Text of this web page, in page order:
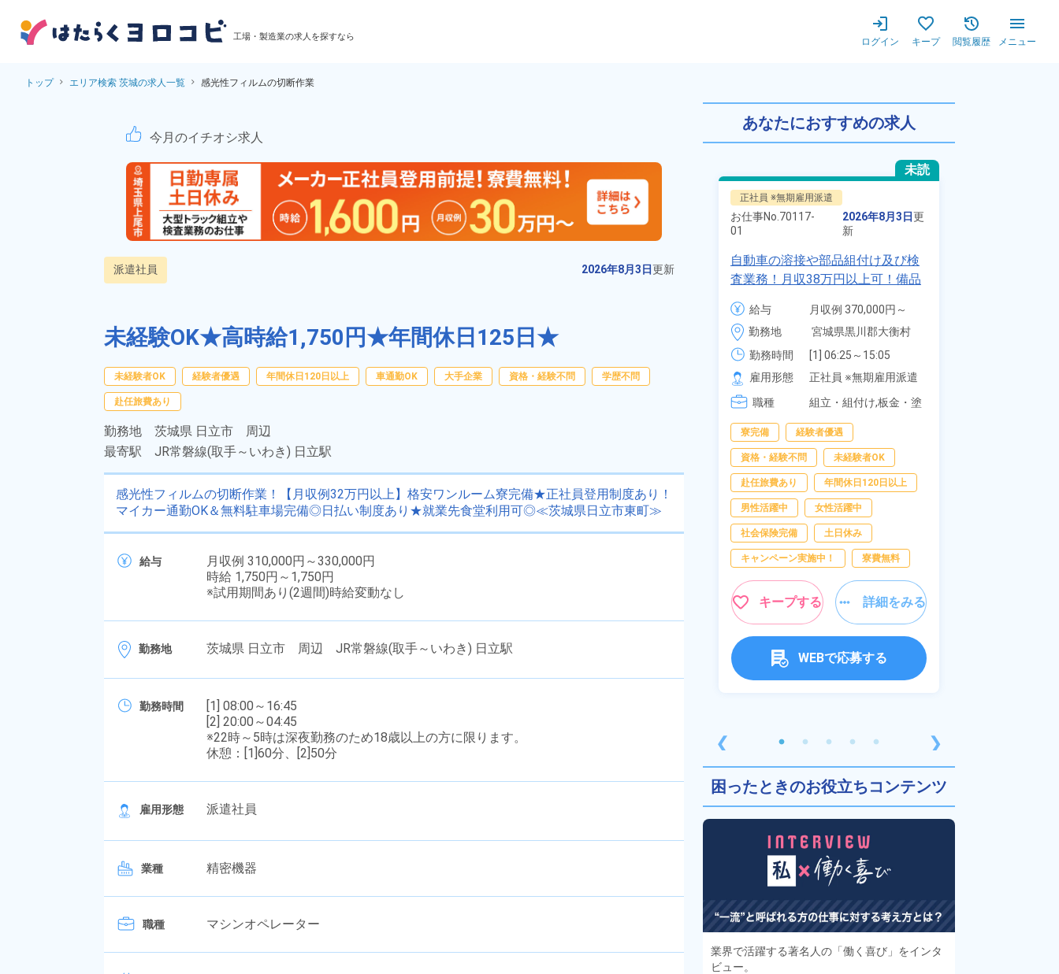
工場・製造業の求人を探すなら ログイン キープ 閲覧履歴 メニュー
トップ エリア検索 茨城の求人一覧 感光性フィルムの切断作業
感光性フィルムの切断作業！【月収例32万円以上】格安ワンルーム寮完備★正
今月のイチオシ求人
派遣社員 2026年8月3日更新
未経験OK★高時給1,750円★年間休日125日★
未経験者OK 経験者優遇 年間休日120日以上 車通勤OK 大手企業 資格・経験不問 学歴不問
赴任旅費あり
勤務地 茨城県 日立市 周辺
最寄駅 JR常磐線(取手～いわき) 日立駅
感光性フィルムの切断作業！【月収例32万円以上】格安ワンルーム寮完備★正社員登用制度あり！
マイカー通勤OK＆無料駐車場完備◎日払い制度あり★就業先食堂利用可◎≪茨城県日立市東町≫
給与
月収例 310,000円～330,000円
時給 1,750円～1,750円
※試用期間あり(2週間)時給変動なし
勤務地 茨城県 日立市 周辺 JR常磐線(取手～いわき) 日立駅
勤務時間
[1] 08:00～16:45
[2] 20:00～04:45
※22時～5時は深夜勤務のため18歳以上の方に限ります。
休憩：[1]60分、[2]50分
雇用形態 派遣社員
業種 精密機器
職種 マシンオペレーター
あなたにおすすめの求人
❮
未読
派遣社員
お仕事No.11581-
01
2026年8月3日
輸送機器パネルの製造・加工 ！未
経験歓迎★20代～40代の男女活躍
備品付きワンルームの寮完備！赴
り！《群馬県太田市》
勤務地
[2] 16:40～01:40
雇用形態
派遣社員
社会保険完備 資格・経験不問
寮完備 土日休み
未読
正社員 ※無期雇用派遣
お仕事No. 70117-
01
2026年8月3日更
新
自動車の溶接や部品組付け及び検
査業務！月収38万円以上可！備品
付きワンルーム寮完備！赴任旅費
会社負担★人気の土日休み！昇給
＆業績賞与あり！車・バイク通勤
可！無料駐車場あり！カップルで
の応募OK★《宮城県大衡村》
給与
月収例 370,000円～
390,000円
時給 1,700円～1,700円
勤務地
宮城県黒川郡大衡村
周辺
勤務時間
[1] 06:25～15:05
[2] 16:00～00:40
[3] 16:30～01:10
[4] 08:00～16:40
雇用形態
正社員 ※無期雇用派遣
職種
組立・組付け,板金・塗
寮完備 経験者優遇
資格・経験不問 未経験者OK
赴任旅費あり 年間休日120日以上
男性活躍中 女性活躍中
社会保険完備 土日休み
キャンペーン実施中！ 寮費無料
キープする 詳細をみる
WEBで応募する
❯
困ったときのお役立ちコンテンツ
業界で活躍する著名人の「働く喜び」をインタ
ビュー。